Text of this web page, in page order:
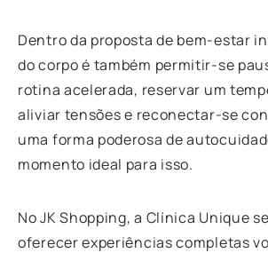
Dentro da proposta de bem-estar
do corpo é também permitir-se
rotina acelerada, reservar um
aliviar tensões e reconectar-se
uma forma poderosa de
momento ideal para isso.
No JK Shopping, a Clínica Unique
oferecer experiências completas